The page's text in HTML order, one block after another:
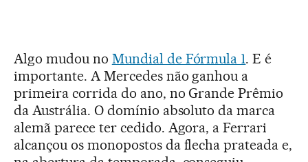
Algo mudou no Mundial de Fórmula 1. E é
importante. A Mercedes não ganhou a
primeira corrida do ano, no Grande Prêmio
da Austrália. O domínio absoluto da marca
alemã parece ter cedido. Agora, a Ferrari
alcançou os monopostos da flecha prateada e,